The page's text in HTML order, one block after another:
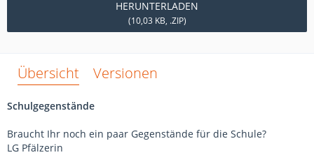
HERUNTERLADEN
(10,03 KB, .ZIP)
Übersicht Versionen
Schulgegenstände
Braucht Ihr noch ein paar Gegenstände für die Schule?
LG Pfälzerin